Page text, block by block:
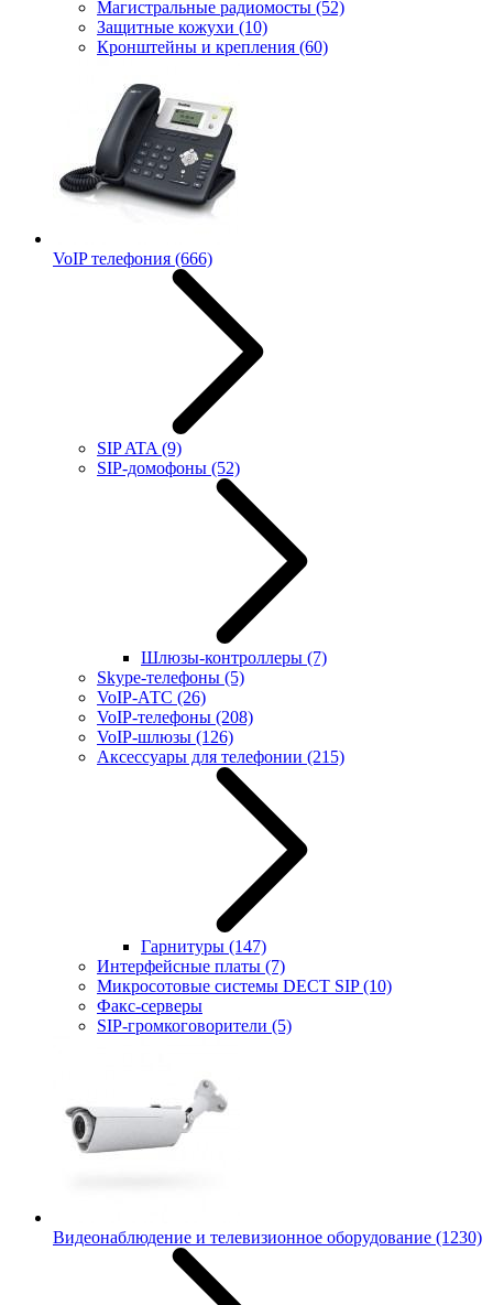
Магистральные радиомосты (52)
Защитные кожухи (10)
Кронштейны и крепления (60)
VoIP телефония (666)
SIP ATA (9)
SIP-домофоны (52)
Шлюзы-контроллеры (7)
Skype-телефоны (5)
VoIP-АТС (26)
VoIP-телефоны (208)
VoIP-шлюзы (126)
Аксессуары для телефонии (215)
Гарнитуры (147)
Интерфейсные платы (7)
Микросотовые системы DECT SIP(10)
Факс-серверы
SIP-громкоговорители (5)
Видеонаблюдение и телевизионное оборудование (1230)